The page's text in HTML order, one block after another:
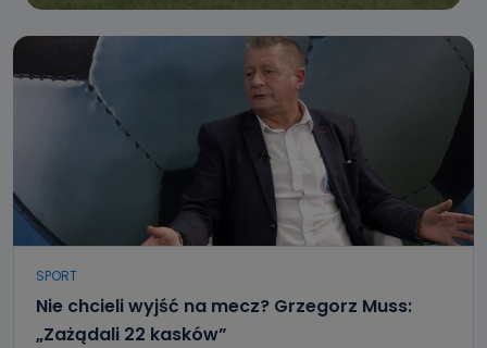
SPORT
Nie chcieli wyjść na mecz? Grzegorz Muss:
„Zażądali 22 kasków”